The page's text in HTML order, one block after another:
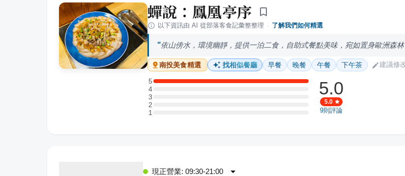
蟬說：鳳凰亭序
以下資訊由 AI 從部落客食記彙整整理 · 了解我們如何精選
依山傍水，環境幽靜，提供一泊二食，自助式餐點美味，宛如置身歐洲森林
南投美食精選 找相似餐廳 早餐 晚餐 午餐 下午茶 建議修
5
5 星：3 則評論
4
4 星：0 則評論
3
3 星：0 則評論
2
2 星：0 則評論
11 星：0 則評論
5.0
5.0
9則評論
現正營業: 09:30-21:00